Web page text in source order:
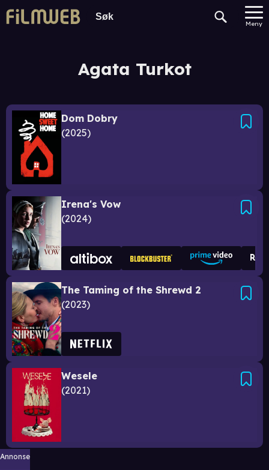
Meny
Agata Turkot
Dom Dobry
2025
Irena's Vow
2024
The Taming of the Shrewd 2
2023
Wesele
2021
Annonse